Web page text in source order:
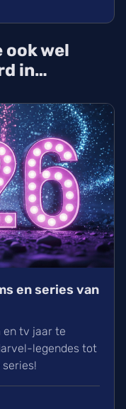
ook wel
in…
en series van
en tv jaar te
legendes tot